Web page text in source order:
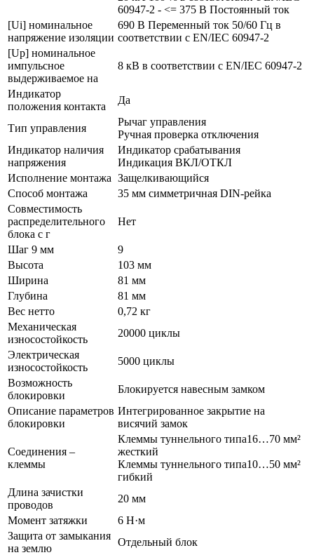
60947-2 - <= 375 В Постоянный ток
[Ui] номинальное
напряжение изоляции
690 В Переменный ток 50/60 Гц в
соответствии с EN/IEC 60947-2
[Up] номинальное
импульсное
выдерживаемое на
8 кВ в соответствии с EN/IEC 60947-2
Индикатор
положения контакта
Да
Тип управления
Рычаг управления
Ручная проверка отключения
Индикатор наличия
напряжения
Индикатор срабатывания
Индикация ВКЛ/ОТКЛ
Исполнение монтажа Защелкивающийся
Способ монтажа
35 мм симметричная DIN-рейка
Совместимость
распределительного
блока с г
Нет
Шаг 9 мм
9
Высота
103 мм
Ширина
81 мм
Глубина
81 мм
Вес нетто
0,72 кг
Механическая
износостойкость
20000 циклы
Электрическая
износостойкость
5000 циклы
Возможность
блокировки
Блокируется навесным замком
Описание параметров
блокировки
Интегрированное закрытие на
висячий замок
Соединения –
клеммы
Клеммы туннельного типа16…70 мм²
жесткий
Клеммы туннельного типа10…50 мм²
гибкий
Длина зачистки
проводов
20 мм
Момент затяжки
6 Н·м
Защита от замыкания
на землю
Отдельный блок